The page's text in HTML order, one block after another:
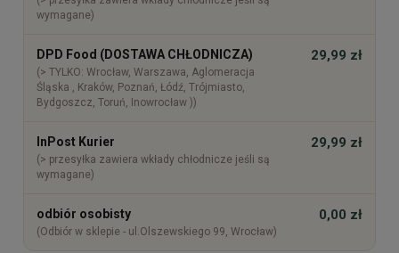
wymagane)
DPD Food (DOSTAWA CHŁODNICZA)
(> TYLKO: Wrocław, Warszawa, Aglomeracja
Śląska , Kraków, Poznań, Łódź, Trójmiasto,
Bydgoszcz, Toruń, Inowrocław ))
29,99 zł
InPost Kurier
(> przesyłka zawiera wkłady chłodnicze jeśli są
wymagane)
29,99 zł
odbiór osobisty
(Odbiór w sklepie - ul.Olszewskiego 99, Wrocław)
0,00 zł